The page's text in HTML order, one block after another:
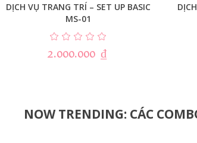
DỊCH VỤ TRANG TRÍ – SET UP BASIC
MS-01
2.000.000 ₫
NOW TRENDING: CÁC